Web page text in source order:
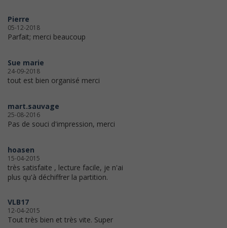
Pierre
05-12-2018
Parfait; merci beaucoup
Sue marie
24-09-2018
tout est bien organisé merci
mart.sauvage
25-08-2016
Pas de souci d'impression, merci
hoasen
15-04-2015
très satisfaite , lecture facile, je n'ai
plus qu'à déchiffrer la partition.
VLB17
12-04-2015
Tout très bien et très vite. Super